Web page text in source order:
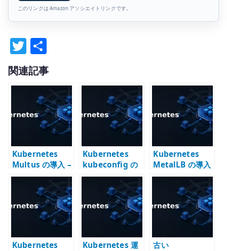
このリンクは Amazon アソシエイトリンクです。
T
w
it
te
r
有
関連記事
Kubernetes
Multus の導入 –
Pod に複数 NIC
を接続する
Kubernetes
kubeconfig の
管理 – 複数クラ
スタと context
を使い分ける
Kubernetes
MetalLB の導入
– LoadBalancer
Service をオン
プレ環境で成立
させる
Kubernetes
Kubernetes 運
古い